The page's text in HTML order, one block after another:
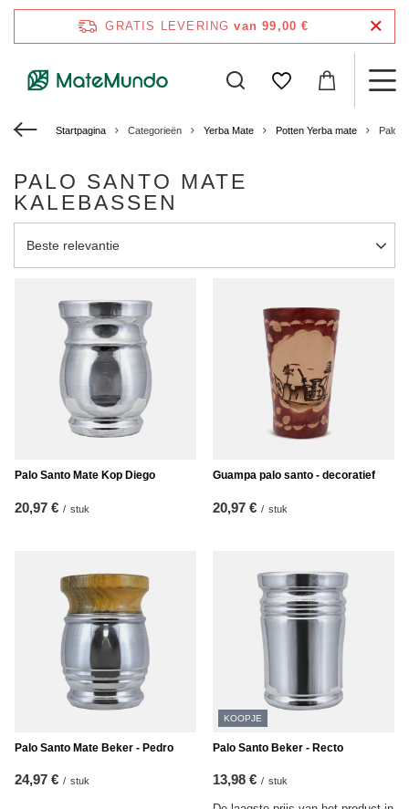
GRATIS LEVERING van 99,00 €
Startpagina Categorieën Yerba Mate Potten Yerba mate Palo
PALO SANTO MATE
KALEBASSEN
Sortering wijzigen
Beste relevantie
Palo Santo Mate Kop Diego
20,97 € / stuk
Guampa palo santo - decoratief
20,97 € / stuk
Palo Santo Mate Beker - Pedro
24,97 € / stuk
KOOPJE
Palo Santo Beker - Recto
13,98 € / stuk